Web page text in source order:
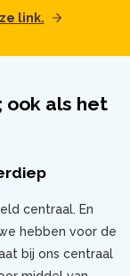
link.
ook als het
centraal. En
hebben voor de
bij ons centraal